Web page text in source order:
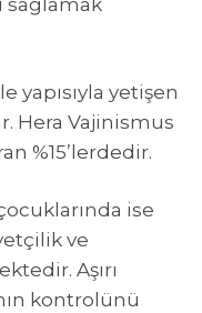
sağlamak
yapısıyla yetişen
Hera Vajinismus
%15’lerdedir.
ise
ve
Aşırı
kontrolünü